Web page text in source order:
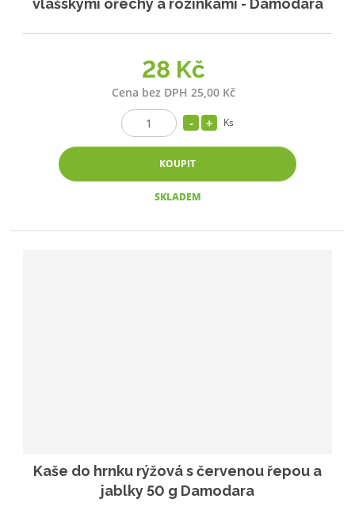
vlašskými ořechy a rozinkami - Damodara
28 Kč
Cena bez DPH 25,00 Kč
Ks
KOUPIT
SKLADEM
Kaše do hrnku rýžová s červenou řepou a
jablky 50 g Damodara